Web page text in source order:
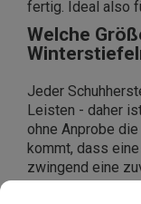
fertig. Ideal also
Welche
Jeder
Leisten - daher
ohne Anprobe
kommt, dass
zwingend eine
ob ein Schuh